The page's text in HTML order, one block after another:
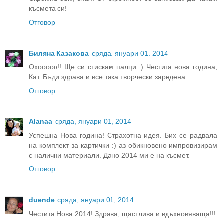
късмета си!
Отговор
Биляна Казакова сряда, януари 01, 2014
Охооооо!! Ще си стискам палци :) Честита нова година,
Кат. Бъди здрава и все така творчески заредена.
Отговор
Alanaa сряда, януари 01, 2014
Успешна Нова година! Страхотна идея. Бих се радвала
на комплект за картички :) аз обикновено импровизирам
с налични материали. Дано 2014 ми е на късмет.
Отговор
duende сряда, януари 01, 2014
Честита Нова 2014! Здрава, щастлива и вдъхновяваща!!!